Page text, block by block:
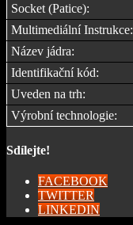
Socket (Patice):
Multimediální Instrukce:
Název jádra:
Identifikační kód:
Uveden na trh:
Výrobní technologie:
Sdílejte!
FACEBOOK
TWITTER
LINKEDIN